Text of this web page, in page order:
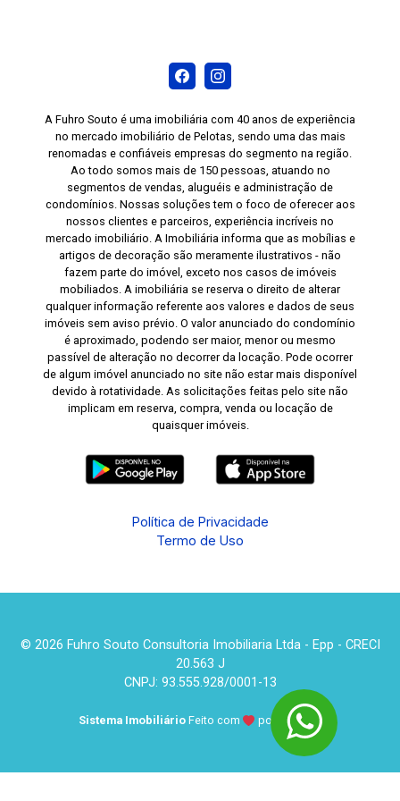
A Fuhro Souto é uma imobiliária com 40 anos de experiência
no mercado imobiliário de Pelotas, sendo uma das mais
renomadas e confiáveis empresas do segmento na região.
Ao todo somos mais de 150 pessoas, atuando no
segmentos de vendas, aluguéis e administração de
condomínios. Nossas soluções tem o foco de oferecer aos
nossos clientes e parceiros, experiência incríveis no
mercado imobiliário. A Imobiliária informa que as mobílias e
artigos de decoração são meramente ilustrativos - não
fazem parte do imóvel, exceto nos casos de imóveis
mobiliados. A imobiliária se reserva o direito de alterar
qualquer informação referente aos valores e dados de seus
imóveis sem aviso prévio. O valor anunciado do condomínio
é aproximado, podendo ser maior, menor ou mesmo
passível de alteração no decorrer da locação. Pode ocorrer
de algum imóvel anunciado no site não estar mais disponível
devido à rotatividade. As solicitações feitas pelo site não
implicam em reserva, compra, venda ou locação de
quaisquer imóveis.
Política de Privacidade
Termo de Uso
© 2026 Fuhro Souto Consultoria Imobiliaria Ltda - Epp - CRECI
20.563 J
CNPJ: 93.555.928/0001-13
Sistema Imobiliário Feito com por KUROLE